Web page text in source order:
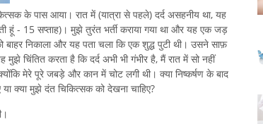
के पास आया। रात में (यात्रा से पहले) दर्द असहनीय था, यह
हूं - 15 सप्ताह)। मुझे तुरंत भर्ती कराया गया था और यह एक जड़
निकाला और यह पता चला कि एक शुद्ध पुटी थी। उसने साफ़
मुझे चिंतित करता है कि दर्द अभी भी गंभीर है, मैं रात में सो नहीं
मेरे पूरे जबड़े और कान में चोट लगी थी। क्या निष्कर्षण के बाद
या क्या मुझे दंत चिकित्सक को देखना चाहिए?